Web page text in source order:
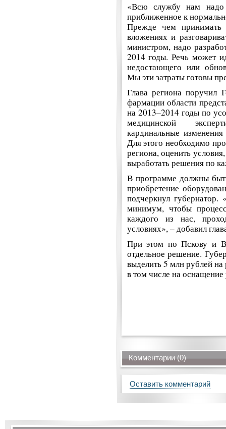
«Всю службу нам надо
приближенное к
Прежде чем принимать
вложениях и
министром, надо
2014 годы. Речь может
недостающего или
Мы эти затраты готовы
Глава региона поручил
фармации области
на 2013–2014 годы по
медицинской
кардинальные
Для этого необходимо
региона, оценить
выработать решения по
В программе должны
приобретение
подчеркнул
минимум, чтобы
каждого из нас,
условиях», – добавил
При этом по Пскову и
отдельное решение.
выделить 5 млн рублей
в том числе на
Комментарии (0)
Оставить комментарий